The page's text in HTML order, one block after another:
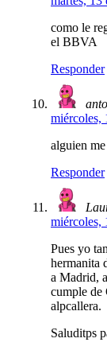
como le
el BBVA
Responder
miércoles,
alguien
Responder
miércoles,
Pues yo
hermanita
a Madrid,
cumple de
alpcallera.
Saluditps